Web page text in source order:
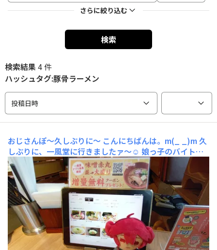
さらに絞り込む
検索
検索結果4 件
ハッシュタグ:豚骨ラーメン
投稿日時
おじさんぽ〜久しぶりに〜 こんにちばんは。m(_ _)m 久
しぶりに、一風堂に行きましたァ〜☺️ 娘っ子のバイト代
を頂きに行った帰りに。 娘っ子と。 娘っ子は帰熊した際
に、豚骨ラーメンを食べたのをきっかけに食べれるラーメ
ンの味が増えました。 なので、新潟で食べれる豚骨系の
ラー